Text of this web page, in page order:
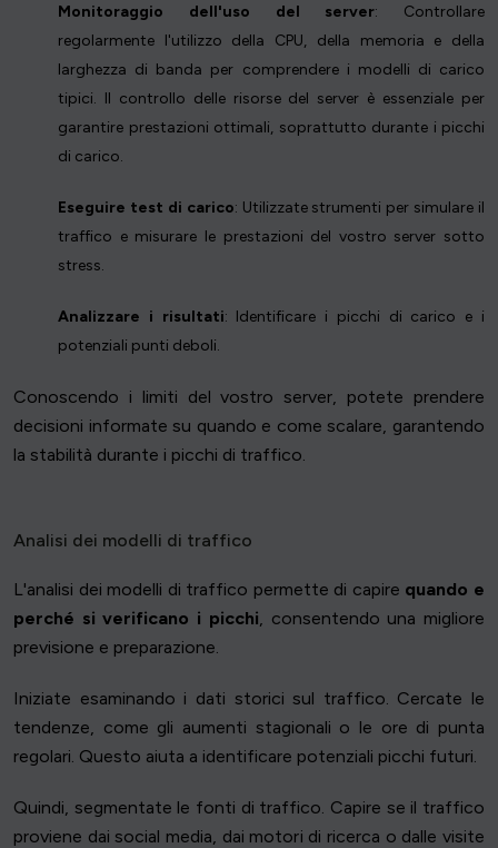
Monitoraggio dell'uso del server: Controllare
regolarmente l'utilizzo della CPU, della memoria e della
larghezza di banda per comprendere i modelli di carico
tipici. Il controllo delle risorse del server è essenziale per
garantire prestazioni ottimali, soprattutto durante i picchi
di carico.
Eseguire test di carico: Utilizzate strumenti per simulare il
traffico e misurare le prestazioni del vostro server sotto
stress.
Analizzare i risultati: Identificare i picchi di carico e i
potenziali punti deboli.
Conoscendo i limiti del vostro server, potete prendere
decisioni informate su quando e come scalare, garantendo
la stabilità durante i picchi di traffico.
Analisi dei modelli di traffico
L'analisi dei modelli di traffico permette di capire quando e
perché si verificano i picchi , consentendo una migliore
previsione e preparazione.
Iniziate esaminando i dati storici sul traffico. Cercate le
tendenze, come gli aumenti stagionali o le ore di punta
regolari. Questo aiuta a identificare potenziali picchi futuri.
Quindi, segmentate le fonti di traffico. Capire se il traffico
proviene dai social media, dai motori di ricerca o dalle visite